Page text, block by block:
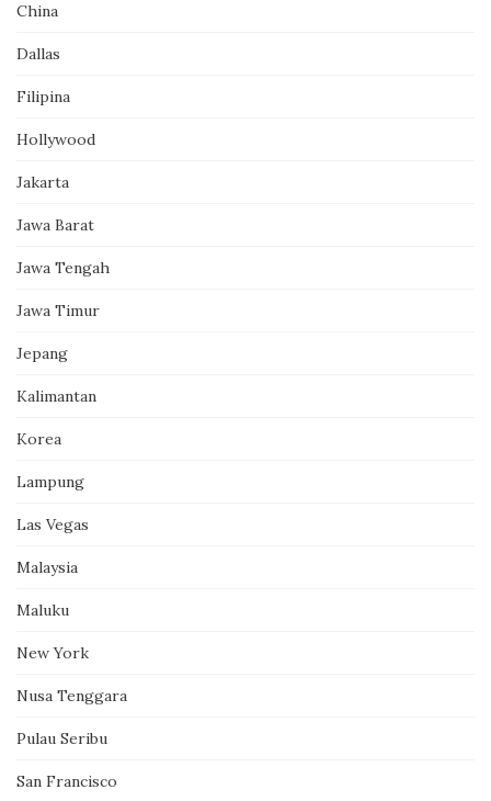
China
Dallas
Filipina
Hollywood
Jakarta
Jawa Barat
Jawa Tengah
Jawa Timur
Jepang
Kalimantan
Korea
Lampung
Las Vegas
Malaysia
Maluku
New York
Nusa Tenggara
Pulau Seribu
San Francisco